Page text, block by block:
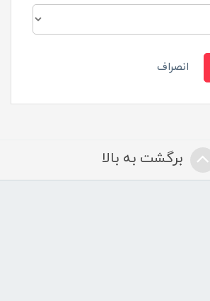
انصراف
برگشت به بالا